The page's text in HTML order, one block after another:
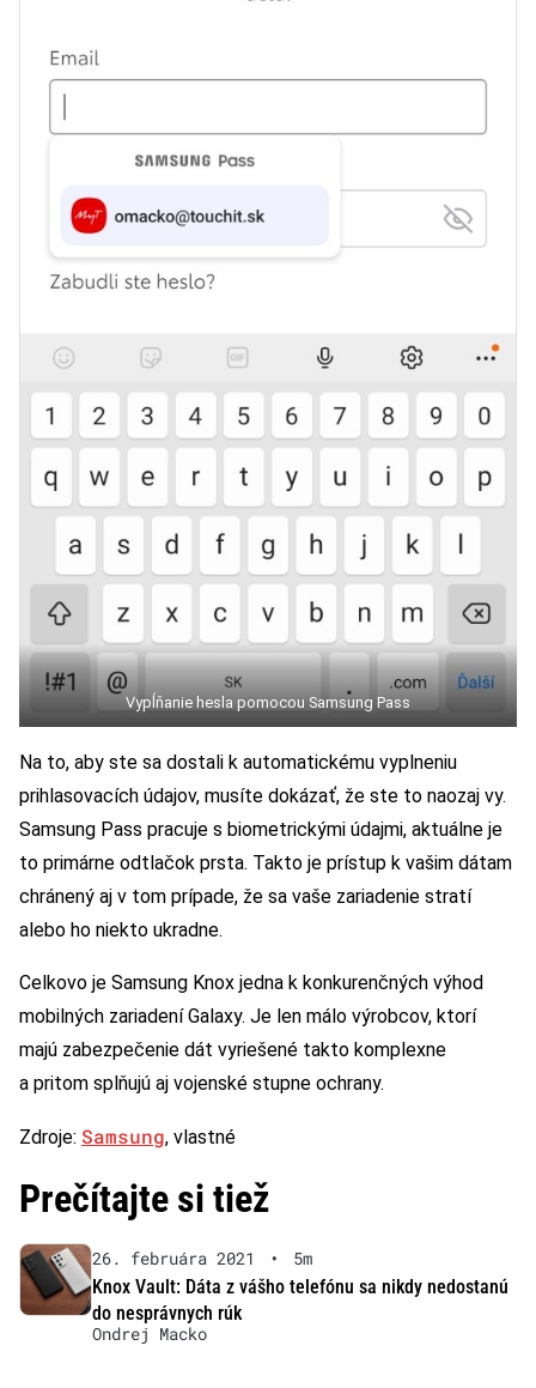
Vypĺňanie hesla pomocou Samsung Pass
Na to, aby ste sa dostali k automatickému vyplneniu
prihlasovacích údajov, musíte dokázať, že ste to naozaj vy.
Samsung Pass pracuje s biometrickými údajmi, aktuálne je
to primárne odtlačok prsta. Takto je prístup k vašim dátam
chránený aj v tom prípade, že sa vaše zariadenie stratí
alebo ho niekto ukradne.
Celkovo je Samsung Knox jedna k konkurenčných výhod
mobilných zariadení Galaxy. Je len málo výrobcov, ktorí
majú zabezpečenie dát vyriešené takto komplexne
a pritom splňujú aj vojenské stupne ochrany.
Zdroje: Samsung, vlastné
Prečítajte si tiež
26. februára 2021 •
5m
Knox Vault: Dáta z vášho telefónu sa nikdy nedostanú
do nesprávnych rúk
Ondrej Macko